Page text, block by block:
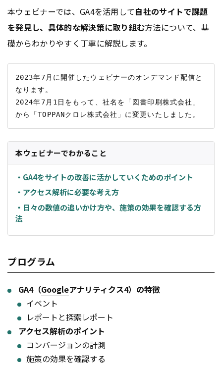
本ウェビナーでは、GA4を活用して自社のサイトで課題
を発見し、具体的な解決策に取り組む方法について、基
礎からわかりやすく丁寧に解説します。
2023年7月に開催したウェビナーのオンデマンド配信と
なります。
2024年7月1日をもって、社名を「図書印刷株式会社」
本ウェビナーでわかること
・GA4をサイトの改善に活かしていくためのポイント
・アクセス解析に必要な考え方
・日々の数値の追いかけ方や、施策の効果を確認する方
法
プログラム
GA4（Googleアナリティクス4）の特徴
イベント
レポートと探索レポート
アクセス解析のポイント
コンバージョンの計測
施策の効果を確認する